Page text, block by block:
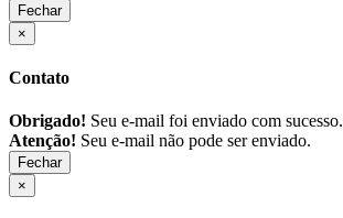
Fechar
×
Contato
Obrigado! Seu e-mail foi enviado com sucesso.
Atenção! Seu e-mail não pode ser enviado.
Fechar
×